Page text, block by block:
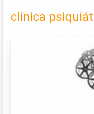
clínica